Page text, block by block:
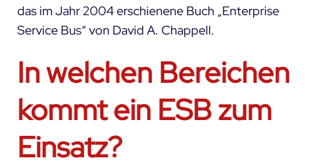
das im Jahr 2004 erschienene Buch „Enterprise
Service Bus“ von David A. Chappell.
In welchen Bereichen
kommt ein ESB zum
Einsatz?